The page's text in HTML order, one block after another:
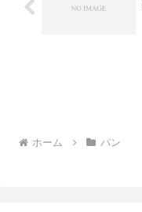
ホーム パン